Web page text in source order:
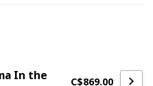
In the C$869.00